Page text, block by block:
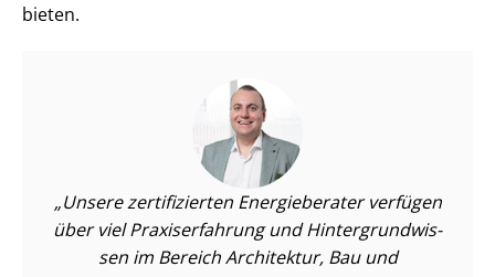
bieten.
Unsere zertifizierten Energieberater verfügen
über viel Praxiserfahrung und Hin­ter­grund­wis­
sen im Bereich Architektur, Bau und